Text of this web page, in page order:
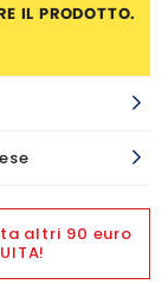
IL PRODOTTO.
altri 90 euro